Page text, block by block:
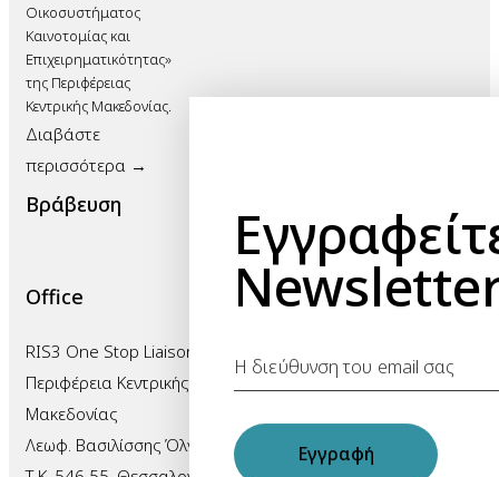
Οικοσυστήματος
Καινοτομίας και
Επιχειρηματικότητας»
της Περιφέρειας
Κεντρικής Μακεδονίας.
Διαβάστε
περισσότερα →
Βράβευση
Office
RIS3 One Stop Liaison Office
Περιφέρεια Κεντρικής
Μακεδονίας
Λεωφ. Βασιλίσσης Όλγας 198,
Εγγραφή